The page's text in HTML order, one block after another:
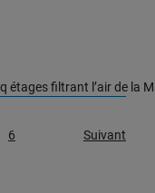
étages filtrant l’air de
6 Suivant